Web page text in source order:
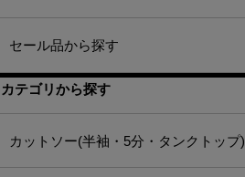
セール品から探す
カテゴリから探す
カットソー(半袖・5分・タンクトップ)